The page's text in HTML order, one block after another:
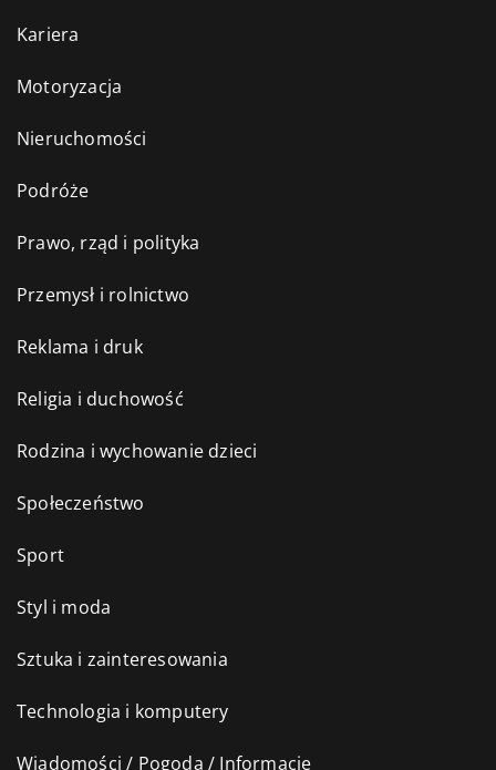
Kariera
Motoryzacja
Nieruchomości
Podróże
Prawo, rząd i polityka
Przemysł i rolnictwo
Reklama i druk
Religia i duchowość
Rodzina i wychowanie dzieci
Społeczeństwo
Sport
Styl i moda
Sztuka i zainteresowania
Technologia i komputery
Wiadomości / Pogoda / Informacje